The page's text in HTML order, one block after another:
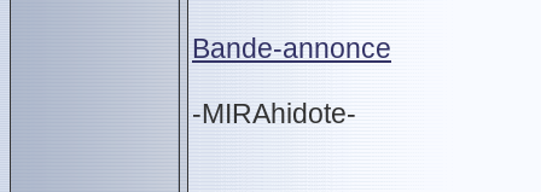
Bande-annonce
-MIRAhidote-